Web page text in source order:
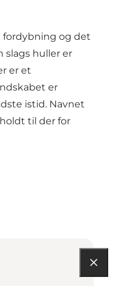
fordybning og det
slags huller er
er et
er
istid. Navnet
til der for